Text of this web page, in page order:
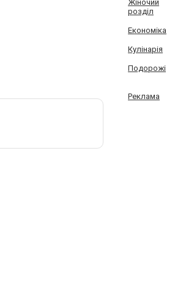
Жіночий
розділ
Економіка
Кулінарія
Подорожі
Реклама